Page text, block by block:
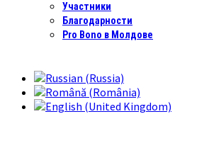
Участники
Благодарности
Pro Bono в Молдове